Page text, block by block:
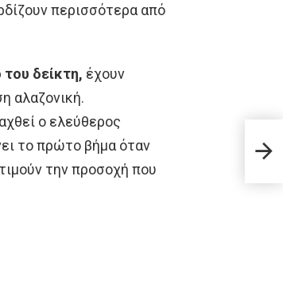
περισσότερα από
δείκτη, έχουν
αλαζονική.
ο ελεύθερος
το πρώτο βήμα όταν
την προσοχή που